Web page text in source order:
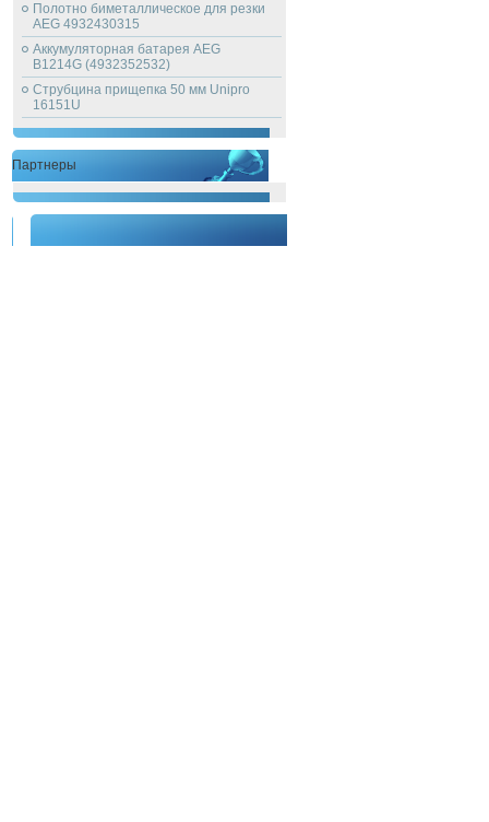
Полотно биметаллическое для резки
AEG 4932430315
Аккумуляторная батарея AEG
B1214G (4932352532)
Струбцина прищепка 50 мм Unipro
16151U
Партнеры